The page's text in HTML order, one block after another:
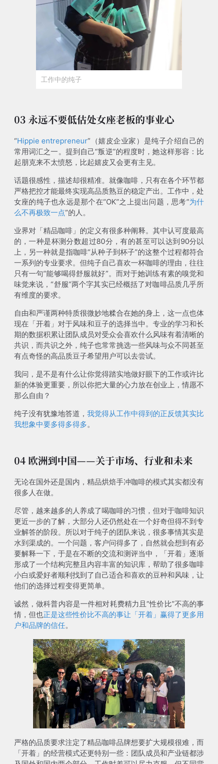
工作中的纯子
03 永远不要低估处女座老板的事业心
“Hippie entrepreneur”（嬉皮企业家）是纯子介绍自己的
常用词汇之一。提到自己“叛逆”的程度时，她这样形容：比
起朋克来不太愤怒，比起嬉皮又会更有主见。
话题很感性，描述却很精准。就像咖啡，只有在各个环节都
严格把控才能最终实现高品质熟豆的稳定产出。工作中，处
女座的纯子也永远是那个在“OK”之上提出问题，思考“为什
么不再极致一点”的人。
业界对「精品咖啡」的定义有很多种阐释。其中认可度最高
的，一种是杯测分数超过80分，有的甚至可以达到90分以
上，另一种就是指咖啡“从种子到杯子”的这整个过程都符合
一系列的专业要求。但纯子自己喜欢一杯咖啡的理由，往往
只有一句“能够喝得舒服就好”。而对于她训练有素的嗅觉和
味觉来说，“舒服”两个字其实已经概括了对咖啡品质几乎所
有维度的要求。
自由和严谨两种特质很微妙地糅合在她的身上，这一点也体
现在「开着」对于风味和豆子的选择当中。专业的学习和长
期的数据积累让团队成员对受众会喜欢什么风味有着清晰的
共识，而共识之外，纯子也常常挑选一些风味与众不同甚至
有点奇怪的高品质豆子希望用户可以去尝试。
我问，是不是有什么让你觉得踏实地做好眼下的工作或许比
新的体验更重要，所以你把大量的心力放在创业上，情愿不
那么自由？
纯子没有犹豫地答道， 我觉得从工作中得到的正反馈其实比
我想象中要多得多得多。
04 欧洲到中国——关于市场、行业和未来
无论在国外还是国内，精品烘焙手冲咖啡的模式其实都没有
很多人在做。
尽管，越来越多的人养成了喝咖啡的习惯，但对于咖啡知识
更近一步的了解，大部分人还仍然处在一个好奇但得不到专
业解答的阶段。所以对于纯子的团队来说，很多事情其实是
水到渠成的。一个问题，客户问得多了，自然就会想到有必
要解释一下，于是在不断的交流和测评当中，「开着」逐渐
形成了一个结构完整且内容丰富的知识库，帮助了很多咖啡
小白或爱好者顺利找到了自己适合和喜欢的豆种和风味，让
他们的选择过程变得更简单。
诚然，做科普内容是一件相对耗费精力且“性价比”不高的事
情，但也正是这些性价比不高的事让「开着」赢得了更多用
户和品牌的信任。
严格的品质要求注定了精品咖啡品牌想要扩大规模很难，而
「开着」的经营模式还更特别一些：团队成员和产业链都涉